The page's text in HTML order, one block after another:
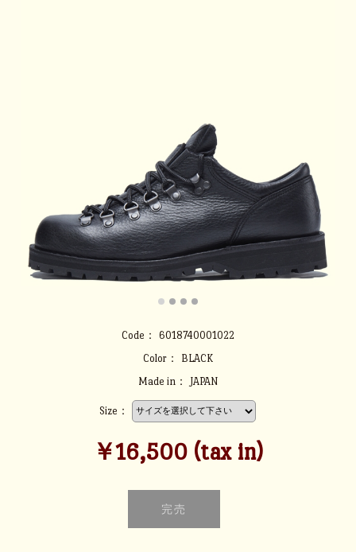
Code：
6018740001022
Color：
BLACK
Made in：
JAPAN
Size：
￥16,500 (tax in)